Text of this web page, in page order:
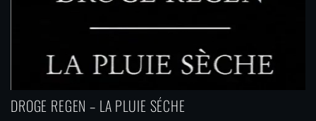
DROGE REGEN – LA PLUIE SÉCHE